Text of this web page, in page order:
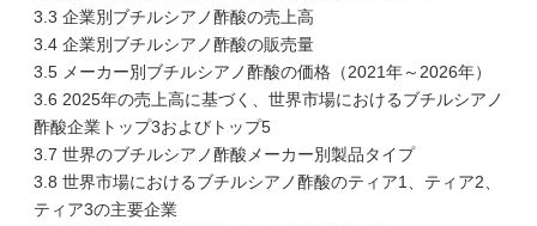
3.3 企業別ブチルシアノ酢酸の売上高
3.4 企業別ブチルシアノ酢酸の販売量
3.5 メーカー別ブチルシアノ酢酸の価格（2021年～2026年）
3.6 2025年の売上高に基づく、世界市場におけるブチルシアノ
酢酸企業トップ3およびトップ5
3.7 世界のブチルシアノ酢酸メーカー別製品タイプ
3.8 世界市場におけるブチルシアノ酢酸のティア1、ティア2、
ティア3の主要企業